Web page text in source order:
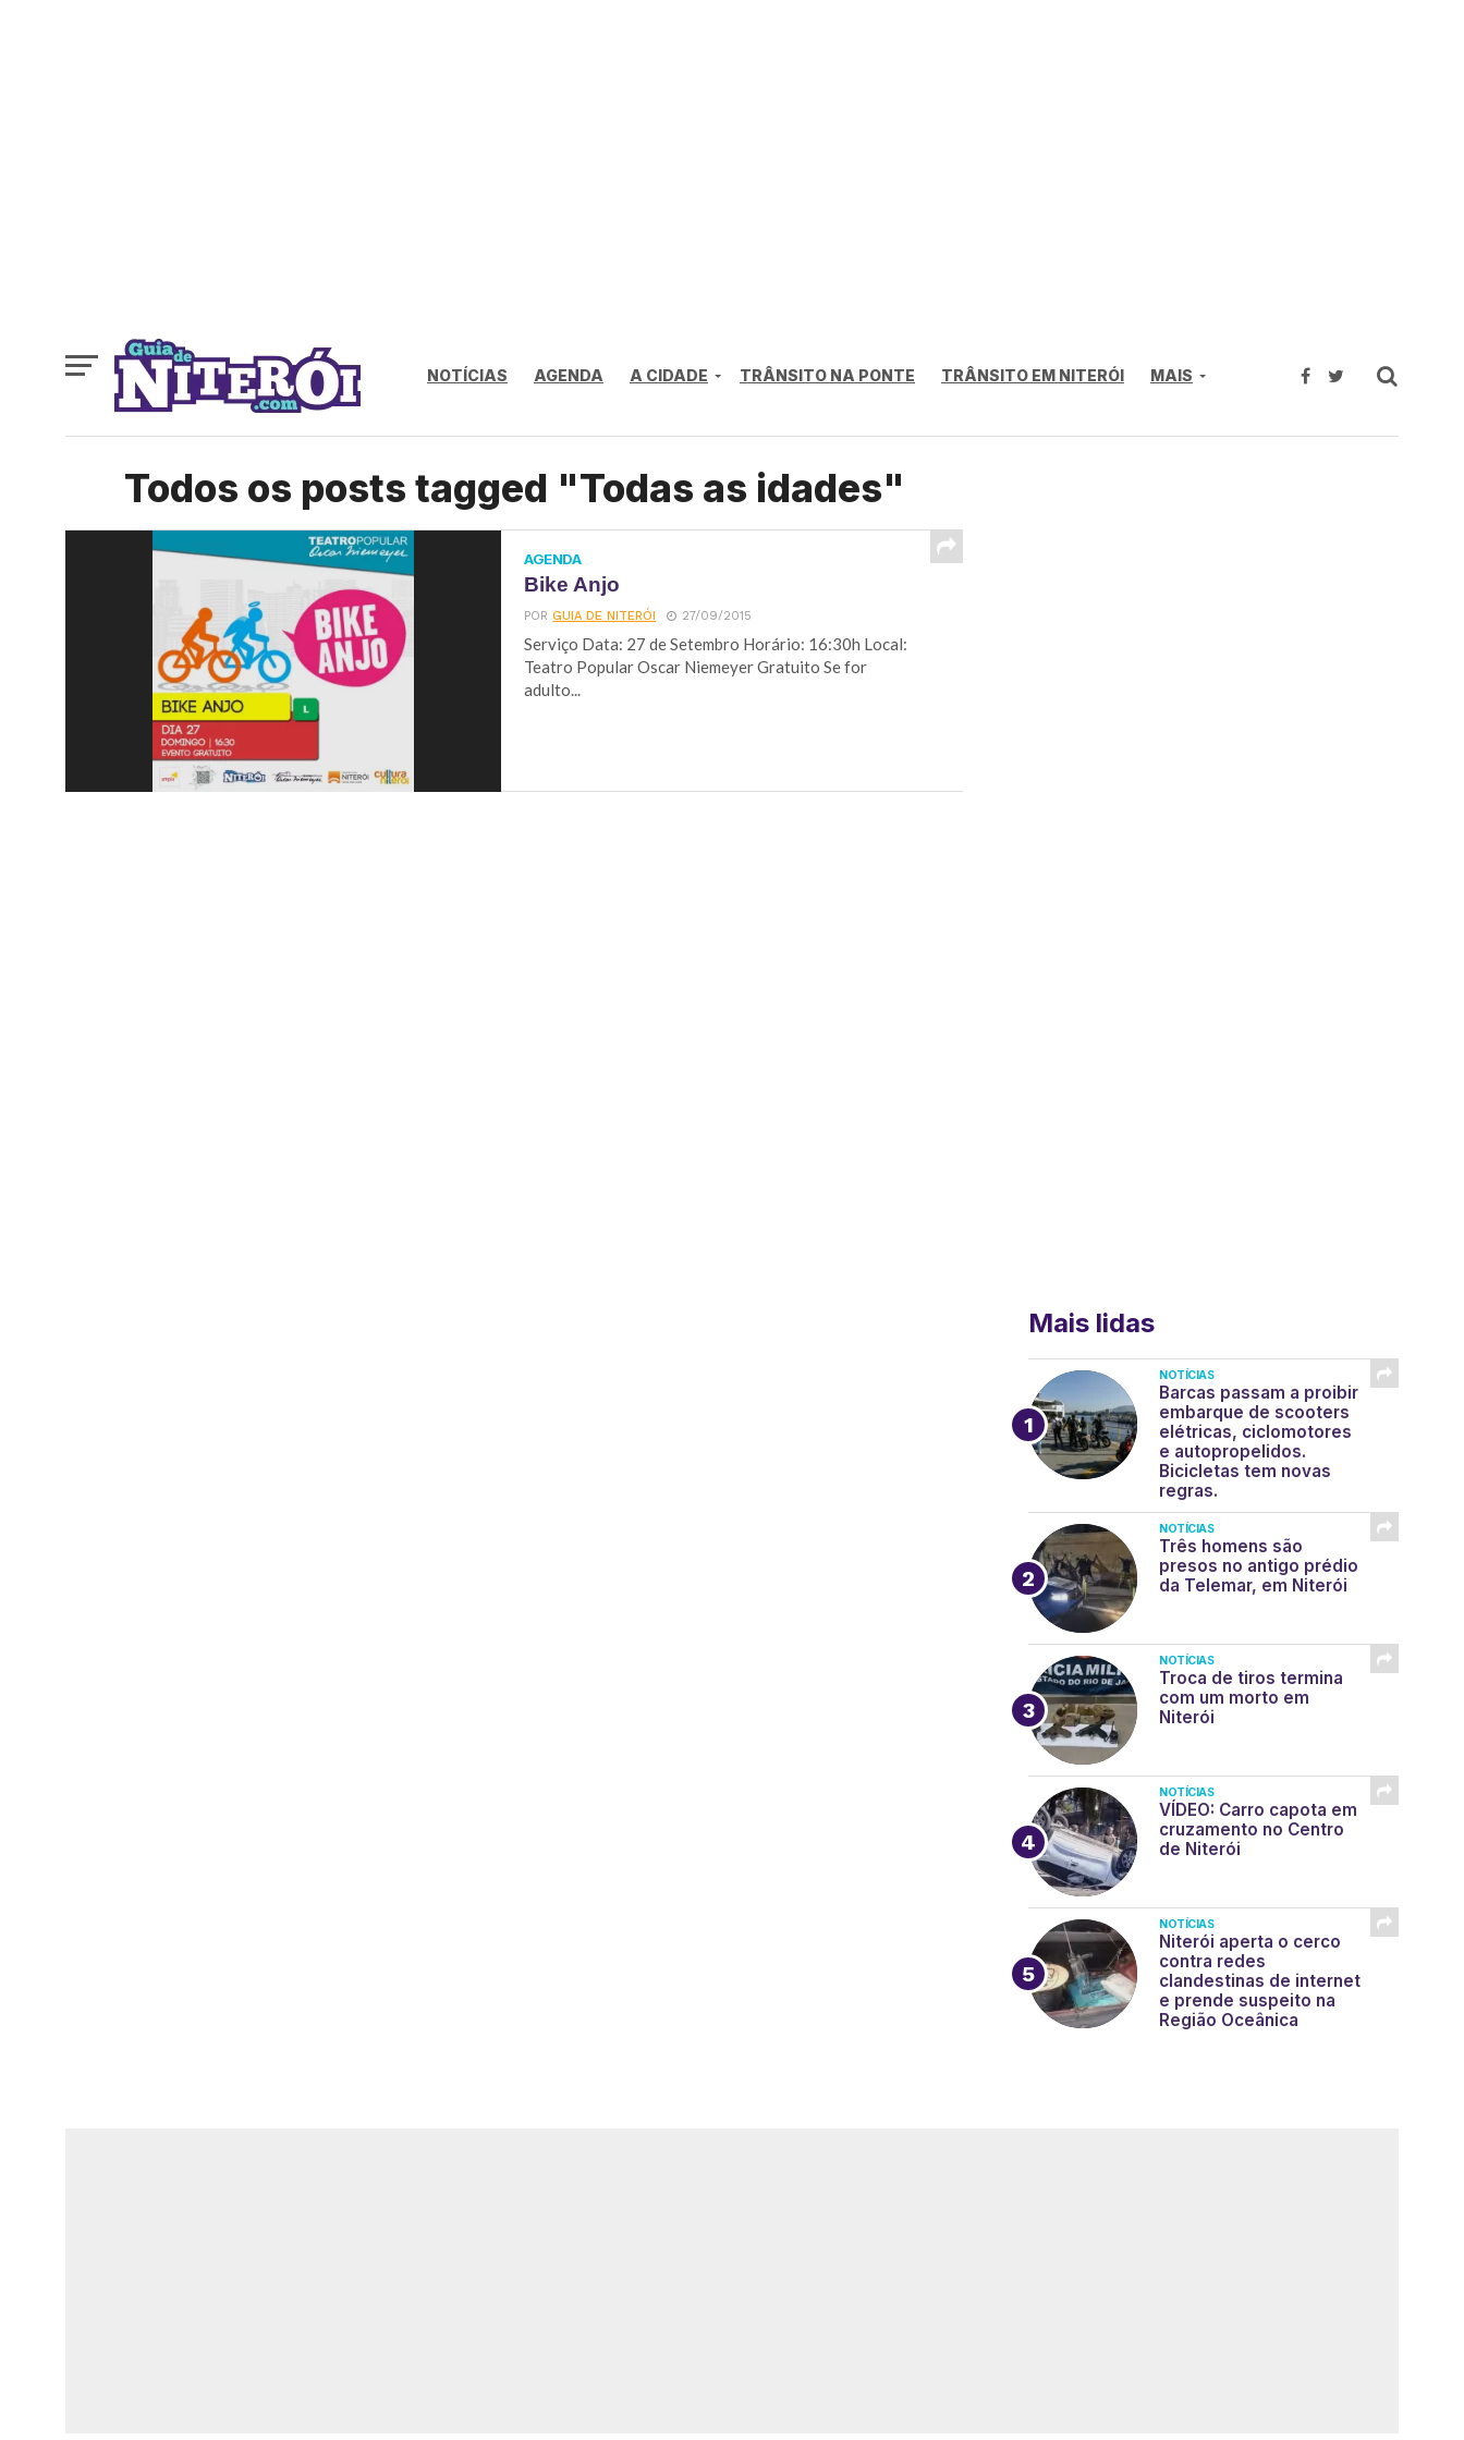
NOTÍCIAS AGENDA A CIDADE TRÂNSITO NA PONTE TRÂNSITO EM NITERÓI MAIS
Todos os posts tagged "Todas as idades"
AGENDA
Bike Anjo
PORGUIA DE NITERÓI 27/09/2015
Serviço Data: 27 de Setembro Horário: 16:30h Local:
Teatro Popular Oscar Niemeyer Gratuito Se for
adulto...
Mais lidas
NOTÍCIAS
Barcas passam a proibir
embarque de scooters
elétricas, ciclomotores
e autopropelidos.
Bicicletas tem novas
regras.
NOTÍCIAS
Três homens são
presos no antigo prédio
da Telemar, em Niterói
NOTÍCIAS
Troca de tiros termina
com um morto em
Niterói
NOTÍCIAS
VÍDEO: Carro capota em
cruzamento no Centro
de Niterói
NOTÍCIAS
Niterói aperta o cerco
contra redes
clandestinas de internet
e prende suspeito na
Região Oceânica